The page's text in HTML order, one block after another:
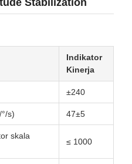
Stabilization
Indikator
Kinerja
±240
s) 47±5
skala
≤ 1000